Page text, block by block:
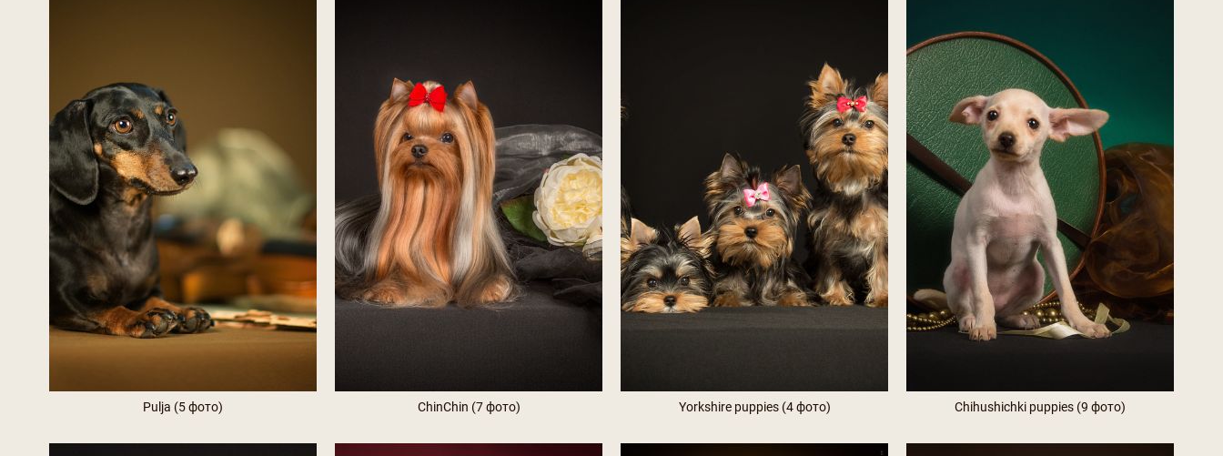
Pulja (5 фото) ChinChin (7 фото) Yorkshire puppies (4 фото) Chihushichki puppies (9 фото)